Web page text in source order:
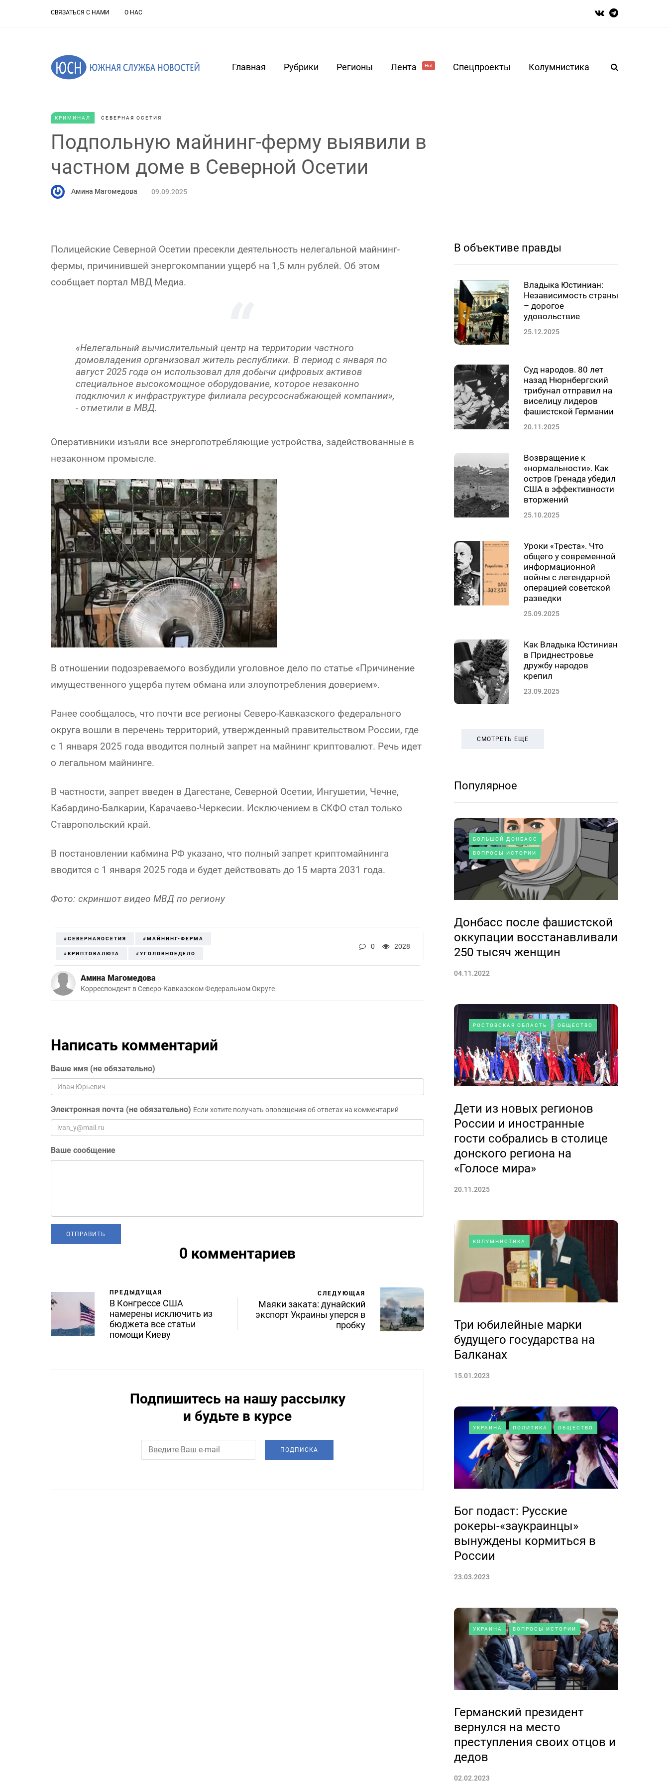
СВЯЗАТЬСЯ С НАМИ О НАС
Главная Рубрики Регионы Лента Hot Спецпроекты Колумнистика
КРИМИНАЛ СЕВЕРНАЯ ОСЕТИЯ
Подпольную майнинг-ферму выявили в
частном доме в Северной Осетии
Амина Магомедова 09.09.2025
Полицейские Северной Осетии пресекли деятельность нелегальной майнинг-
фермы, причинившей энергокомпании ущерб на 1,5 млн рублей. Об этом
сообщает портал МВД Медиа.
«Нелегальный вычислительный центр на территории частного
домовладения организовал житель республики. В период с января по
август 2025 года он использовал для добычи цифровых активов
специальное высокомощное оборудование, которое незаконно
подключил к инфраструктуре филиала ресурсоснабжающей компании»,
- отметили в МВД.
Оперативники изъяли все энергопотребляющие устройства, задействованные в
незаконном промысле.
В отношении подозреваемого возбудили уголовное дело по статье «Причинение
имущественного ущерба путем обмана или злоупотребления доверием».
Ранее сообщалось, что почти все регионы Северо-Кавказского федерального
округа вошли в перечень территорий, утвержденный правительством России, где
с 1 января 2025 года вводится полный запрет на майнинг криптовалют. Речь идет
о легальном майнинге.
В частности, запрет введен в Дагестане, Северной Осетии, Ингушетии, Чечне,
Кабардино-Балкарии, Карачаево-Черкесии. Исключением в СКФО стал только
Ставропольский край.
В постановлении кабмина РФ указано, что полный запрет криптомайнинга
вводится с 1 января 2025 года и будет действовать до 15 марта 2031 года.
Фото: скриншот видео МВД по региону
#СЕВЕРНАЯОСЕТИЯ #МАЙНИНГ-ФЕРМА
#КРИПТОВАЛЮТА #УГОЛОВНОЕДЕЛО
0 2028
Амина Магомедова
Корреспондент в Северо-Кавказском Федеральном Округе
Написать комментарий
Ваше имя (не обязательно)
Электронная почта (не обязательно) Если хотите получать оповещения об ответах на комментарий
Ваше сообщение
0 комментариев
ПРЕДЫДУЩАЯ
В Конгрессе США
намерены исключить из
бюджета все статьи
помощи Киеву
СЛЕДУЮЩАЯ
Маяки заката: дунайский
экспорт Украины уперся в
пробку
Подпишитесь на нашу рассылку
и будьте в курсе
ПОДПИСКА
В объективе правды
Владыка Юстиниан:
Независимость страны
– дорогое
удовольствие
25.12.2025
Суд народов. 80 лет
назад Нюрнбергский
трибунал отправил на
виселицу лидеров
фашистской Германии
20.11.2025
Возвращение к
«нормальности». Как
остров Гренада убедил
США в эффективности
вторжений
25.10.2025
Уроки «Треста». Что
общего у современной
информационной
войны с легендарной
операцией советской
разведки
25.09.2025
Как Владыка Юстиниан
в Приднестровье
дружбу народов
крепил
23.09.2025
СМОТРЕТЬ ЕЩЕ
Популярное
БОЛЬШОЙ ДОНБАСС
ВОПРОСЫ ИСТОРИИ
Донбасс после фашистской
оккупации восстанавливали
250 тысяч женщин
04.11.2022
РОСТОВСКАЯ ОБЛАСТЬ ОБЩЕСТВО
Дети из новых регионов
России и иностранные
гости собрались в столице
донского региона на
«Голосе мира»
20.11.2025
КОЛУМНИСТИКА
Три юбилейные марки
будущего государства на
Балканах
15.01.2023
УКРАИНА ПОЛИТИКА ОБЩЕСТВО
Бог подаст: Русские
рокеры-«заукраинцы»
вынуждены кормиться в
России
23.03.2023
УКРАИНА ВОПРОСЫ ИСТОРИИ
Германский президент
вернулся на место
преступления своих отцов и
дедов
02.02.2023